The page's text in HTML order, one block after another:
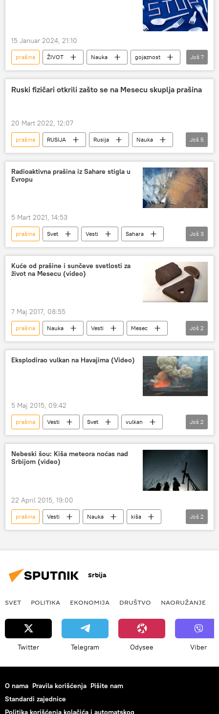
15 Januar 2024, 21:10
prašina ŽIVOT Nauka
gojaznost
Život
Zdravlje
plastika
dijeta
hrana
mršavljenje
Još 7
Ruski fizičari otkrili zašto se na Mesecu skuplja prašina
20 Mart 2022, 12:07
prašina RUSIJA Rusija
Nauka
Mesec
fizičar
Magazin
Svemir
Mars
Još 5
Radioaktivna prašina iz Sahare stigla u
Evropu
5 Mart 2021, 14:53
prašina Svet Vesti
Sahara
Francuska
oluja radioaktivnost
Još 3
Kuće od prašine i sunčeve svetlosti za
život na Mesecu (video)
7 Maj 2017, 08:55
prašina Nauka Vesti
Mesec
kuće
Sunce
Još 2
Eksplodirao vulkan na Havajima (Video)
5 Maj 2015, 09:42
prašina Vesti Svet
vulkan
erupcija
lava
Još 2
Nebeski šou: Kiša meteora noćas nad
Srbijom (video)
22 April 2015, 19:00
prašina Vesti Nauka
kiša
kometa
meteor
Još 2
Srbija
SVET POLITIKA EKONOMIJA DRUŠTVO NAORUŽANJE
Twitter Telegram Odysee Viber
O nama Pravila korišćenja Pišite nam
Standardi zajednice
Politika korišćenja kolačića i automatskog